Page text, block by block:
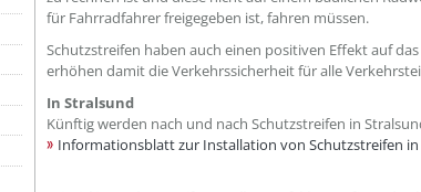
für Fahrradfahrer freigegeben ist, fahren müssen.
Schutzstreifen haben auch einen positiven Effekt auf
erhöhen damit die Verkehrssicherheit für alle
In Stralsund
Künftig werden nach und nach Schutzstreifen in
Informationsblatt zur Installation von Schutzstreifen in